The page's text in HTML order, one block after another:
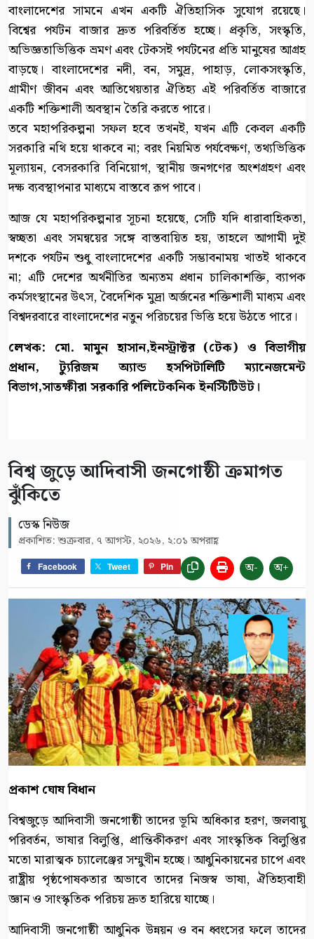
বাংলাদেশের সামনে এখন একটি ঐতিহাসিক সুযোগ রয়েছে।
বিশ্বের পর্যটন বাজার দ্রুত পরিবর্তিত হচ্ছে। প্রকৃতি, সংস্কৃতি,
অভিজ্ঞতাভিত্তিক ভ্রমণ এবং টেকসই পর্যটনের প্রতি মানুষের আগ্রহ
বাড়ছে। বাংলাদেশের নদী, বন, সমুদ্র, পাহাড়, লোকসংস্কৃতি,
গ্রামীণ জীবন এবং আতিথেয়তার ঐতিহ্য এই পরিবর্তিত বাজারে
একটি শক্তিশালী অবস্থান তৈরি করতে পারে।
তবে মহাপরিকল্পনা সফল হবে তখনই, যখন এটি কেবল একটি
সরকারি নথি হয়ে থাকবে না; বরং নিয়মিত পর্যবেক্ষণ, তথ্যভিত্তিক
মূল্যায়ন, বেসরকারি বিনিয়োগ, স্থানীয় জনগণের অংশগ্রহণ এবং
দক্ষ ব্যবস্থাপনার মাধ্যমে বাস্তবে রূপ পাবে।
আজ যে মহাপরিকল্পনার সূচনা হয়েছে, সেটি যদি ধারাবাহিকতা,
স্বচ্ছতা এবং সমন্বয়ের সঙ্গে বাস্তবায়িত হয়, তাহলে আগামী দুই
দশকে পর্যটন শুধু বাংলাদেশের একটি সম্ভাবনাময় খাতই থাকবে
না; এটি দেশের অর্থনীতির অন্যতম প্রধান চালিকাশক্তি, ব্যাপক
কর্মসংস্থানের উৎস, বৈদেশিক মুদ্রা অর্জনের শক্তিশালী মাধ্যম এবং
বিশ্বদরবারে বাংলাদেশের নতুন পরিচয়ের ভিত্তি হয়ে উঠতে পারে।
লেখক: মো. মামুন হাসান,ইনস্ট্রাক্টর (টেক) ও বিভাগীয়
প্রধান, ট্যুরিজম অ্যান্ড হসপিটালিটি ম্যানেজমেন্ট
বিভাগ,সাতক্ষীরা সরকারি পলিটেকনিক ইনস্টিটিউট।
বিশ্ব জুড়ে আদিবাসী জনগোষ্ঠী ক্রমাগত
ঝুঁকিতে
ডেস্ক নিউজ
প্রকাশিত: শুক্রবার, ৭ আগস্ট, ২০২৬, ২:০১ অপরাহ্ণ
Facebook Tweet Pin অ- অ+
প্রকাশ ঘোষ বিধান
বিশ্বজুড়ে আদিবাসী জনগোষ্ঠী তাদের ভূমি অধিকার হরণ, জলবায়ু
পরিবর্তন, ভাষার বিলুপ্তি, প্রান্তিকীকরণ এবং সাংস্কৃতিক বিলুপ্তির
মতো মারাত্মক চ্যালেঞ্জের সম্মুখীন হচ্ছে। আধুনিকায়নের চাপে এবং
রাষ্ট্রীয় পৃষ্ঠপোষকতার অভাবে তাদের নিজস্ব ভাষা, ঐতিহ্যবাহী
জ্ঞান ও সাংস্কৃতিক পরিচয় দ্রুত হারিয়ে যাচ্ছে।
আদিবাসী জনগোষ্ঠী আধুনিক উন্নয়ন ও বন ধ্বংসের ফলে তাদের